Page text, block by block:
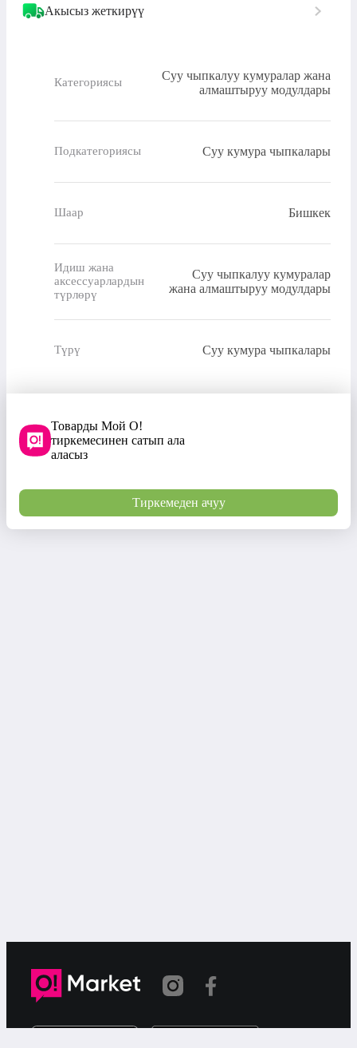
Акысыз жеткирүү
Категориясы
Суу чыпкалуу кумуралар жана
алмаштыруу модулдары
Подкатегориясы Суу кумура чыпкалары
Шаар Бишкек
Идиш жана
аксессуарлардын
түрлөрү
Суу чыпкалуу кумуралар
жана алмаштыруу модулдары
Түрү Суу кумура чыпкалары
Товарды Мой О!
тиркемесинен сатып ала
аласыз
Тиркемеден ачуу